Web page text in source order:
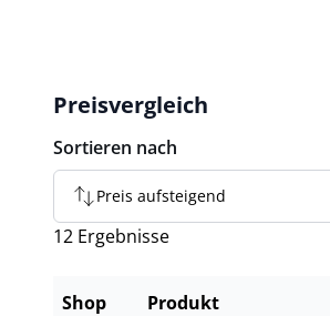
Preisvergleich
Sortieren nach
Preis aufsteigend
12 Ergebnisse
Shop Produkt